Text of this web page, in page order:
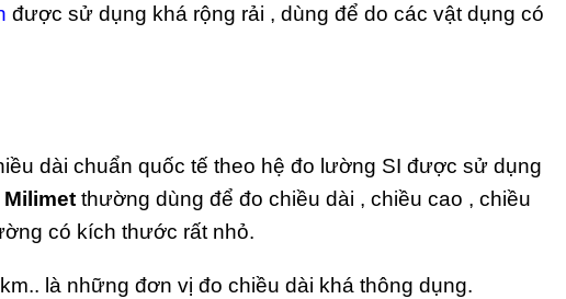
được sử dụng khá rộng rải , dùng để do các vật dụng có
dài chuẩn quốc tế theo hệ đo lường SI được sử dụng
Milimet thường dùng để đo chiều dài , chiều cao , chiều
có kích thước rất nhỏ.
là những đơn vị đo chiều dài khá thông dụng.